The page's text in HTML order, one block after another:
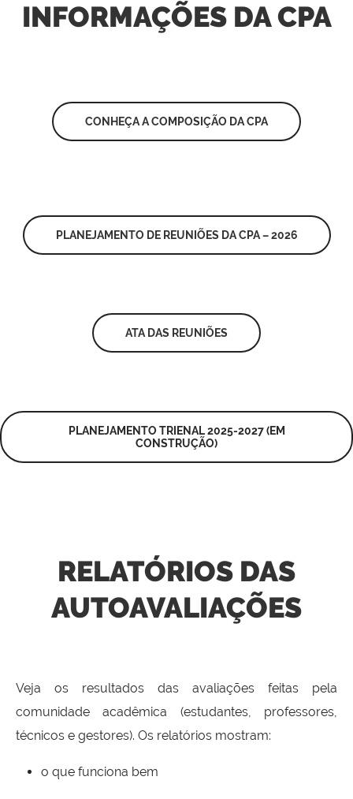
INFORMAÇÕES DA CPA
CONHEÇA A COMPOSIÇÃO DA CPA
PLANEJAMENTO DE REUNIÕES DA CPA – 2026
ATA DAS REUNIÕES
PLANEJAMENTO TRIENAL 2025-2027 (EM
CONSTRUÇÃO)
RELATÓRIOS DAS
AUTOAVALIAÇÕES
Veja os resultados das avaliações feitas pela
comunidade acadêmica (estudantes, professores,
técnicos e gestores). Os relatórios mostram:
o que funciona bem